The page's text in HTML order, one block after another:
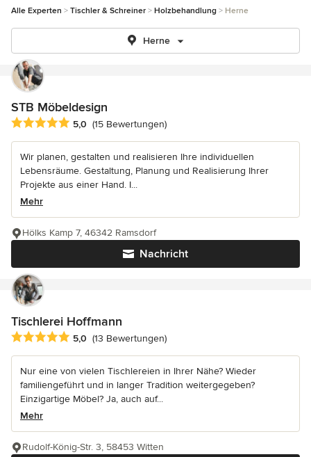
Alle Experten Tischler & Schreiner Holzbehandlung Herne
Herne
STB Möbeldesign
Durchschnittliche Bewertung: 5 von 5 Sternen
5,0 (15 Bewertungen)
Wir planen, gestalten und realisieren Ihre individuellen
Lebensräume. Gestaltung, Planung und Realisierung Ihrer
Projekte aus einer Hand. I...
Mehr
Nachricht
Hölks Kamp 7, 46342 Ramsdorf
Tischlerei Hoffmann
Durchschnittliche Bewertung: 5 von 5 Sternen
5,0 (13 Bewertungen)
Nur eine von vielen Tischlereien in Ihrer Nähe? Wieder
familiengeführt und in langer Tradition weitergegeben?
Einzigartige Möbel? Ja, auch auf...
Mehr
Rudolf-König-Str. 3, 58453 Witten